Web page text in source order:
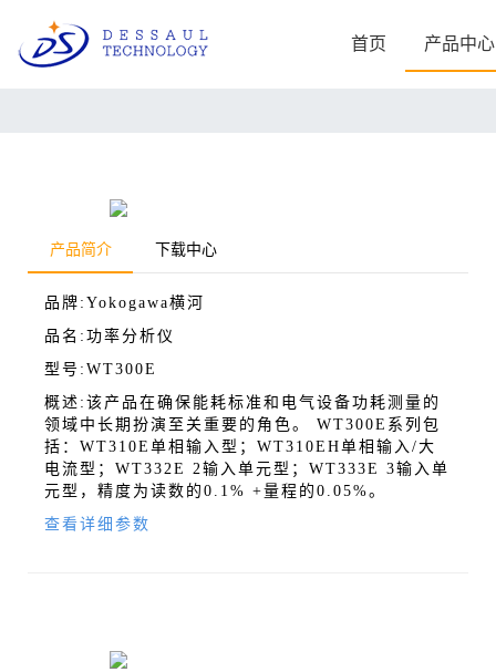
首页 产品中心
AMETEK阿美特克-Sorensen
直流机架式电源
交流电源
Regatron瑞佳通
双向储能模拟电源
光伏模拟电源
Delta
双向恒功率馈网电源
电镀行业应用方案
高速机床电机测试应用方案
石墨加热器测试系统的电源方案
水处理应用方案
完整的航天测试电源
能源储能
光伏逆变器测试方案
微电网应用方案
半导体/器件
大功率交流断路器测
产品简介 下载中心
品牌:Yokogawa横河
品名:功率分析仪
型号:WT300E
概述:该产品在确保能耗标准和电气设备功耗测量的
领域中长期扮演至关重要的角色。 WT300E系列包
括：WT310E单相输入型；WT310EH单相输入/大
电流型；WT332E 2输入单元型；WT333E 3输入单
元型，精度为读数的0.1% +量程的0.05%。
查看详细参数